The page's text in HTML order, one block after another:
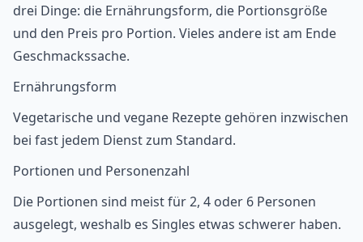
drei Dinge: die Ernährungsform, die Portionsgröße
und den Preis pro Portion. Vieles andere ist am Ende
Geschmackssache.
Ernährungsform
Vegetarische und vegane Rezepte gehören inzwischen
bei fast jedem Dienst zum Standard.
Portionen und Personenzahl
Die Portionen sind meist für 2, 4 oder 6 Personen
ausgelegt, weshalb es Singles etwas schwerer haben.